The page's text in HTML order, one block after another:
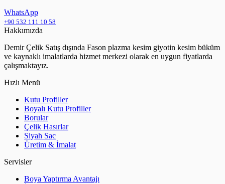
WhatsApp
+90 532 111 10 58
Hakkımızda
Demir Çelik Satış dışında Fason plazma kesim giyotin kesim büküm
ve kaynaklı imalatlarda hizmet merkezi olarak en uygun fiyatlarda
çalışmaktayız.
Hızlı Menü
Kutu Profiller
Boyalı Kutu Profiller
Borular
Çelik Hasırlar
Siyah Sac
Üretim & İmalat
Servisler
Boya Yaptırma Avantajı